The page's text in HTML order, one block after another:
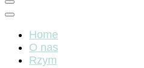
Home
O nas
Rzym